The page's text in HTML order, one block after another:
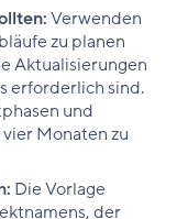
Verwenden
zu planen
Aktualisierungen
erforderlich sind.
und
Monaten zu
Die Vorlage
der